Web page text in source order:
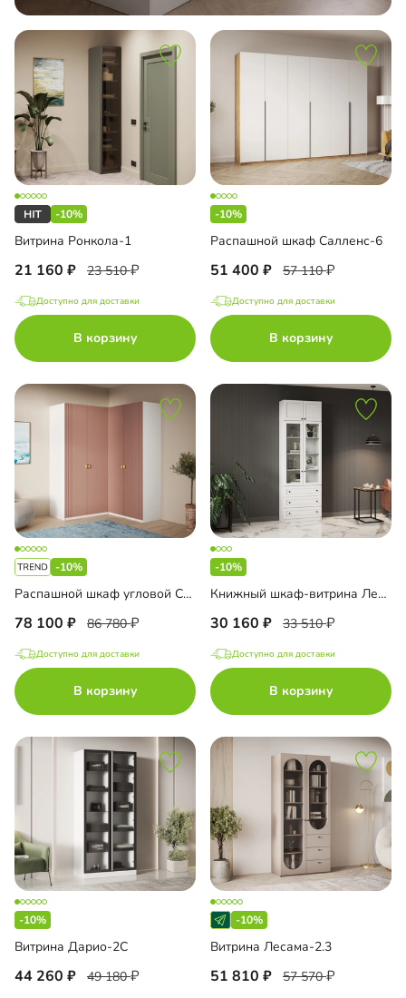
-10%
Витрина Ронкола-1
21 160 23 510
Доступно для доставки
В корзину
-10%
Распашной шкаф Салленс-6
51 400 57 110
Доступно для доставки
В корзину
-10%
Распашной шкаф угловой Санторини-500 Лайф
78 100 86 780
Доступно для доставки
В корзину
-10%
Книжный шкаф-витрина Лестер-7+А3 с ящиками и антресолью
30 160 33 510
Доступно для доставки
В корзину
-10%
Витрина Дарио-2С
44 260 49 180
-10%
Витрина Лесама-2.3
51 810 57 570